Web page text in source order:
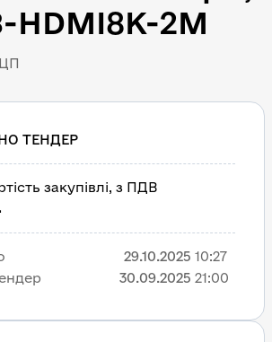
HDMI8K-2M
ТЕНДЕР
закупівлі, з ПДВ
29.10.2025 10:27
30.09.2025 21:00